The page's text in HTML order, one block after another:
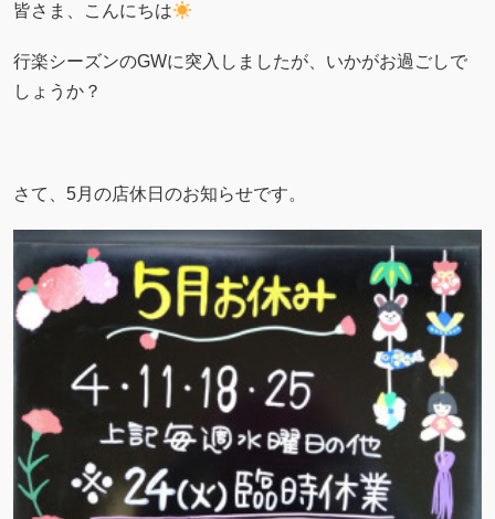
皆さま、こんにちは
行楽シーズンのGWに突入しましたが、いかがお過ごしで
しょうか？
さて、5月の店休日のお知らせです。